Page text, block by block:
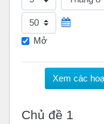
Phút
Mở
Chủ đề 1